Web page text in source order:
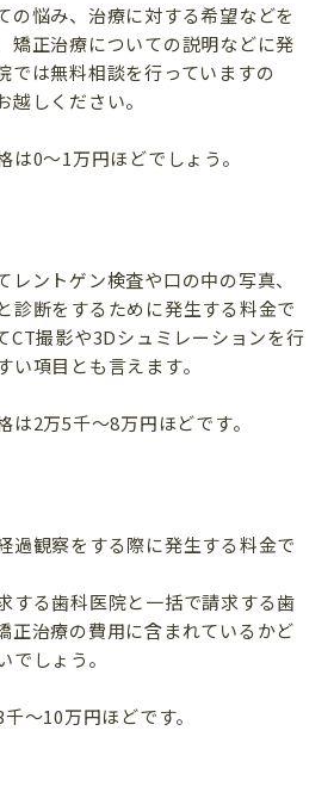
の悩み、治療に対する希望などを
矯正治療についての説明などに発
では無料相談を行っていますの
しください。
は0〜1万円ほどでしょう。
レントゲン検査や口の中の写真、
診断をするために発生する料金で
CT撮影や3Dシュミレーションを行
い項目とも言えます。
は2万5千〜8万円ほどです。
過観察をする際に発生する料金で
する歯科医院と一括で請求する歯
正治療の費用に含まれているかど
でしょう。
〜10万円ほどです。